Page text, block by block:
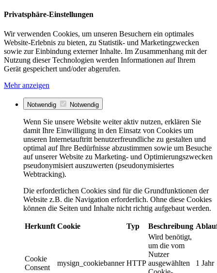
Privatsphäre-Einstellungen
Wir verwenden Cookies, um unseren Besuchern ein optimales
Website-Erlebnis zu bieten, zu Statistik- und Marketingzwecken
sowie zur Einbindung externer Inhalte. Im Zusammenhang mit der
Nutzung dieser Technologien werden Informationen auf Ihrem
Gerät gespeichert und/oder abgerufen.
Mehr anzeigen
Notwendig Notwendig
Wenn Sie unsere Website weiter aktiv nutzen, erklären Sie
damit Ihre Einwilligung in den Einsatz von Cookies um
unseren Internetauftritt benutzerfreundliche zu gestalten und
optimal auf Ihre Bedürfnisse abzustimmen sowie um Besuche
auf unserer Website zu Marketing- und Optimierungszwecken
pseudonymisiert auszuwerten (pseudonymisiertes
Webtracking).
Die erforderlichen Cookies sind für die Grundfunktionen der
Website z.B. die Navigation erforderlich. Ohne diese Cookies
können die Seiten und Inhalte nicht richtig aufgebaut werden.
Herkunft Cookie Typ Beschreibung
Cookie
Consent
mysign_cookiebanner HTTP
Wird benötigt,
um die vom
Nutzer
ausgewählten
1 Jahr